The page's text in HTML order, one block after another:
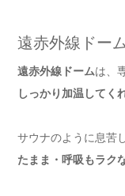
遠赤外線ドー
遠赤外線ドームは、
しっかり加温してく
サウナのように息苦
たまま・呼吸もラク